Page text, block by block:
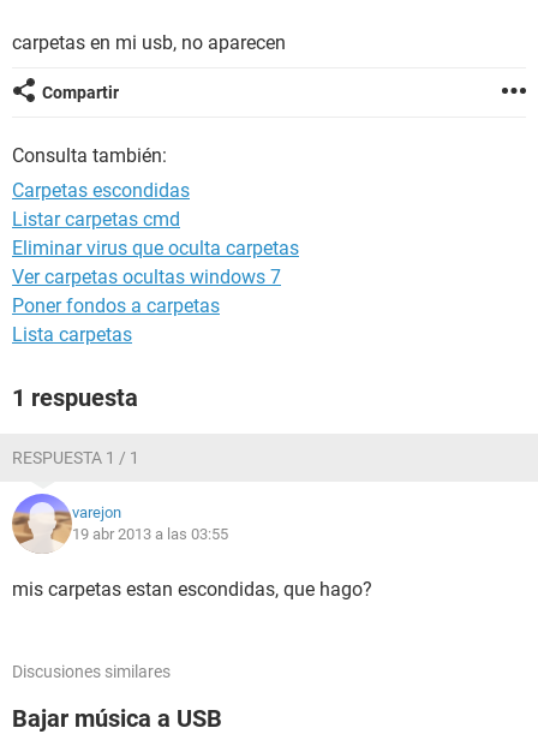
carpetas en mi usb, no aparecen
Compartir
Consulta también:
Carpetas escondidas
Listar carpetas cmd
Eliminar virus que oculta carpetas
Ver carpetas ocultas windows 7
Poner fondos a carpetas
Lista carpetas
1 respuesta
RESPUESTA 1 / 1
varejon
19 abr 2013 a las 03:55
mis carpetas estan escondidas, que hago?
Discusiones similares
Bajar música a USB